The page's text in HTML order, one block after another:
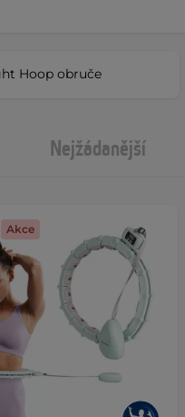
Hoop obruče
Nejžádanější
Akce